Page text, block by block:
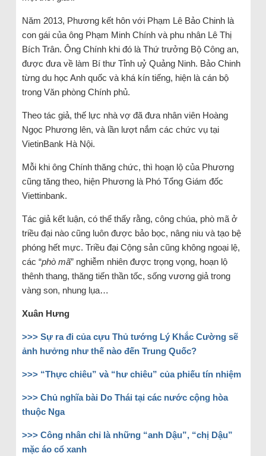
Năm 2013, Phương kết hôn với Phạm Lê Bảo Chinh là
con gái của ông Phạm Minh Chính và phu nhân Lê Thị
Bích Trân. Ông Chính khi đó là Thứ trưởng Bộ Công an,
được đưa về làm Bí thư Tỉnh uỷ Quảng Ninh. Bảo Chinh
từng du học Anh quốc và khá kín tiếng, hiện là cán bộ
trong Văn phòng Chính phủ.
Theo tác giả, thế lực nhà vợ đã đưa nhân viên Hoàng
Ngọc Phương lên, và lần lượt nắm các chức vụ tại
VietinBank Hà Nội.
Mỗi khi ông Chính thăng chức, thì hoạn lộ của Phương
cũng tăng theo, hiện Phương là Phó Tổng Giám đốc
Viettinbank.
Tác giả kết luận, có thể thấy rằng, công chúa, phò mã ở
triều đại nào cũng luôn được bảo bọc, nâng niu và tạo bệ
phóng hết mực. Triều đại Cộng sản cũng không ngoại lệ,
các “phò mã” nghiễm nhiên được trọng vọng, hoạn lộ
thênh thang, thăng tiến thần tốc, sống vương giả trong
vàng son, nhung lụa…
Xuân Hưng
>>> Sự ra đi của cựu Thủ tướng Lý Khắc Cường sẽ
ảnh hưởng như thế nào đến Trung Quốc?
>>> “Thực chiêu” và “hư chiêu” của phiếu tín nhiệm
>>> Chủ nghĩa bài Do Thái tại các nước cộng hòa
thuộc Nga
>>> Công nhân chỉ là những “anh Dậu”, “chị Dậu”
mặc áo cổ xanh